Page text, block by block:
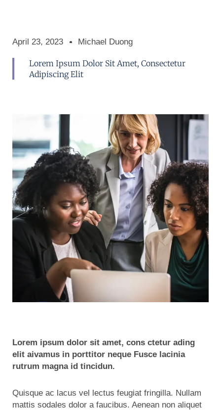
April 23, 2023 Michael Duong
Lorem Ipsum Dolor Sit Amet, Consectetur
Adipiscing Elit
Lorem ipsum dolor sit amet, cons ctetur ading
elit aivamus in porttitor neque Fusce lacinia
rutrum magna id tincidun.
Quisque ac lacus vel lectus feugiat fringilla. Nullam
mattis sodales dolor a faucibus. Aenean non aliquet